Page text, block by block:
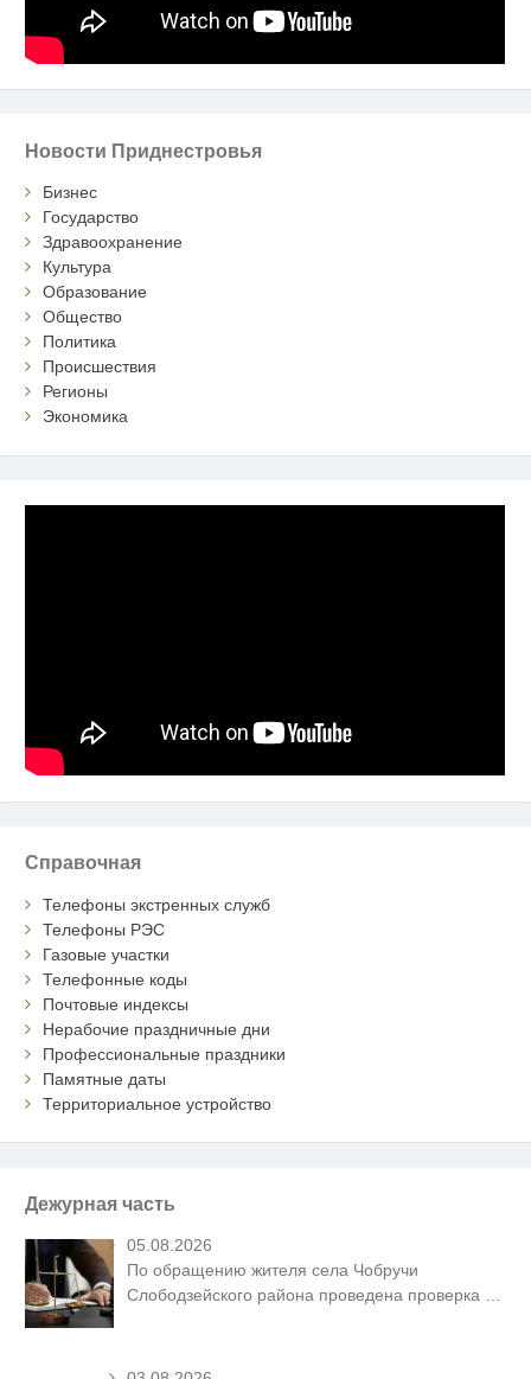
Новости Приднестровья
Бизнес
Государство
Здравоохранение
Культура
Образование
Общество
Политика
Происшествия
Регионы
Экономика
Справочная
Телефоны экстренных служб
Телефоны РЭС
Газовые участки
Телефонные коды
Почтовые индексы
Нерабочие праздничные дни
Профессиональные праздники
Памятные даты
Территориальное устройство
Дежурная часть
05.08.2026
По обращению жителя села Чобручи
Слободзейского района проведена проверка …